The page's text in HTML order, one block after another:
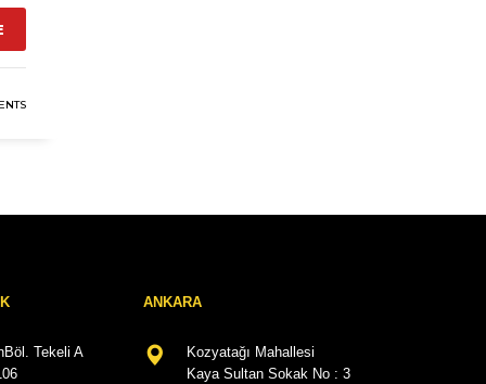
Tekeli A
ANKARA
Kozyatağı Mahallesi
Kaya Sultan Sokak No : 3